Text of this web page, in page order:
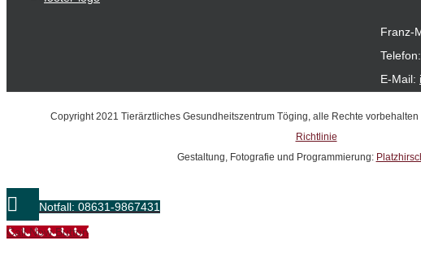
Franz-
Telefon:
E-Mail:
Copyright 2021 Tierärztliches Gesundheitszentrum Töging, alle Rechte
Richtlinie
Gestaltung, Fotografie und Programmierung:
Notfall: 08631-9867431
Call Now Button